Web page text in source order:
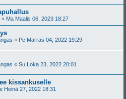
« Ma Maalis 06, 2023 18:27
« Pe Marras 04, 2022 19:29
« Su Loka 23, 2022 20:01
kissankuselle
Heinä 27, 2022 18:31